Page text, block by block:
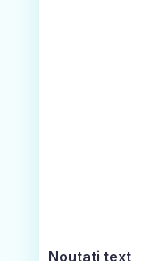
Noutati text